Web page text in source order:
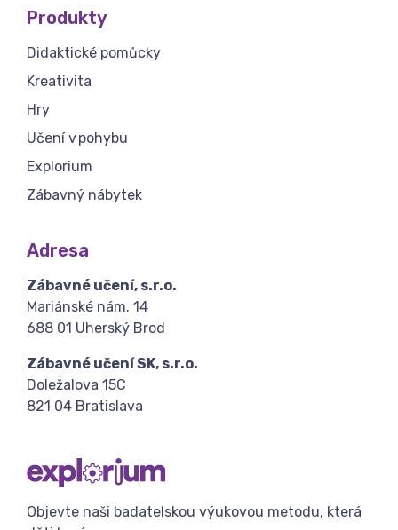
Produkty
Didaktické pomůcky
Kreativita
Hry
Učení v pohybu
Explorium
Zábavný nábytek
Adresa
Zábavné učení, s.r.o.
Mariánské nám. 14
688 01 Uherský Brod
Zábavné učení SK, s.r.o.
Doležalova 15C
821 04 Bratislava
Objevte naši badatelskou výukovou metodu, která